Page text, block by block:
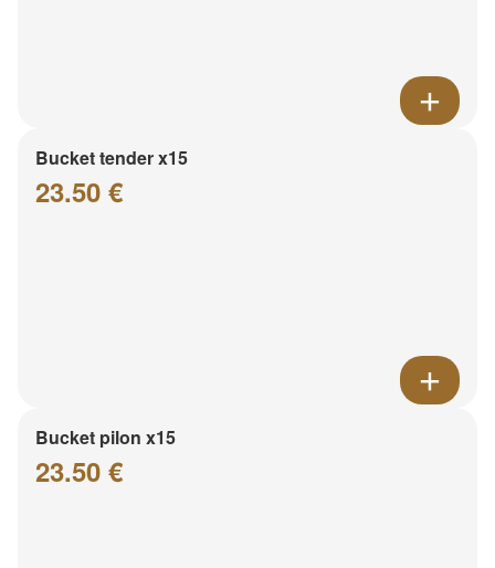
Bucket tender x15
23.50 €
Bucket pilon x15
23.50 €